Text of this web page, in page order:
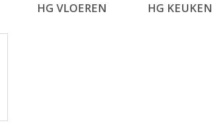
HG VLOEREN HG KEUKEN